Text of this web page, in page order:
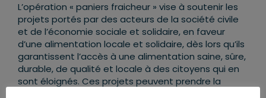
L’opération « paniers fraicheur » vise à soutenir les
projets portés par des acteurs de la société civile
et de l’économie sociale et solidaire, en faveur
d’une alimentation locale et solidaire, dès lors qu’ils
garantissent l’accès à une alimentation saine, sûre,
durable, de qualité et locale à des citoyens qui en
sont éloignés. Ces projets peuvent prendre la